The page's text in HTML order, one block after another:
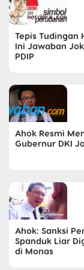
Tepis Tudingan
Ini Jawaban
PDIP
Ahok Resmi
Gubernur DKI
Ahok: Sanksi
Spanduk Liar
di Monas